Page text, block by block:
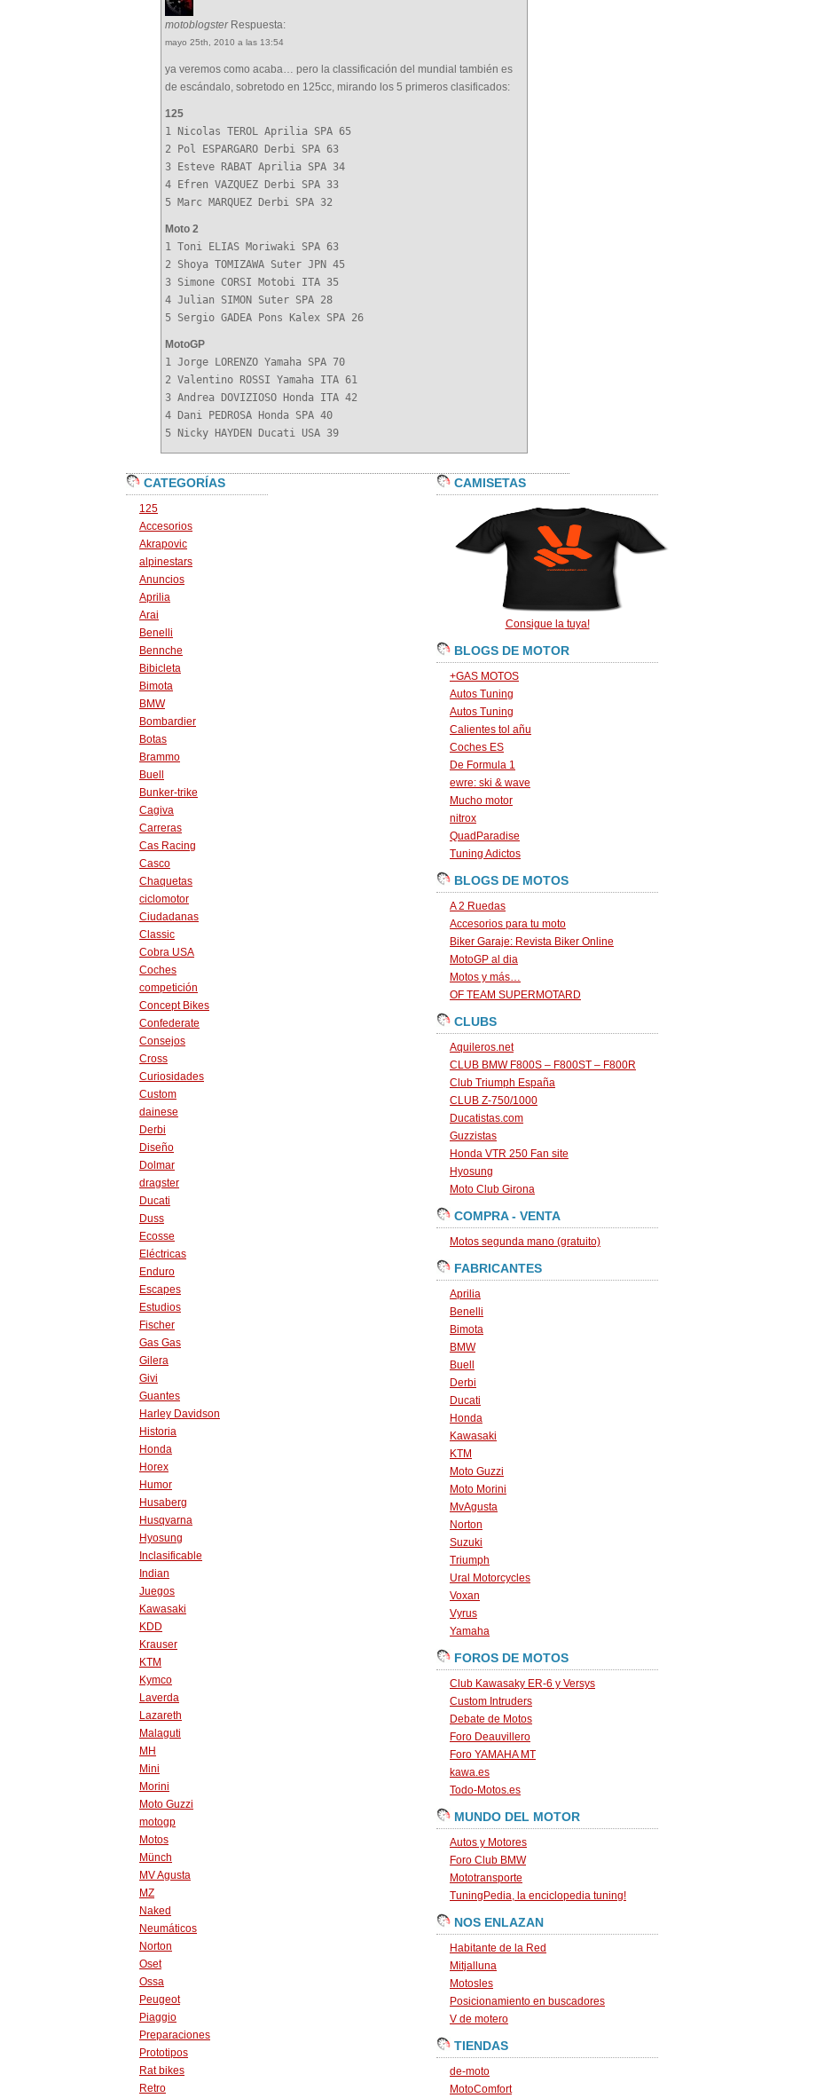
motoblogsterRespuesta:
mayo 25th, 2010 a las 13:54
ya veremos como acaba… pero la classificación del mundial también es
de escándalo, sobretodo en 125cc, mirando los 5 primeros clasificados:
125
1 Nicolas TEROL Aprilia SPA 65
2 Pol ESPARGARO Derbi SPA 63
3 Esteve RABAT Aprilia SPA 34
4 Efren VAZQUEZ Derbi SPA 33
5 Marc MARQUEZ Derbi SPA 32
Moto 2
1 Toni ELIAS Moriwaki SPA 63
2 Shoya TOMIZAWA Suter JPN 45
3 Simone CORSI Motobi ITA 35
4 Julian SIMON Suter SPA 28
5 Sergio GADEA Pons Kalex SPA 26
MotoGP
1 Jorge LORENZO Yamaha SPA 70
2 Valentino ROSSI Yamaha ITA 61
3 Andrea DOVIZIOSO Honda ITA 42
4 Dani PEDROSA Honda SPA 40
5 Nicky HAYDEN Ducati USA 39
CATEGORÍAS
125
Accesorios
Akrapovic
alpinestars
Anuncios
Aprilia
Arai
Benelli
Bennche
Bibicleta
Bimota
BMW
Bombardier
Botas
Brammo
Buell
Bunker-trike
Cagiva
Carreras
Cas Racing
Casco
Chaquetas
ciclomotor
Ciudadanas
Classic
Cobra USA
Coches
competición
Concept Bikes
Confederate
Consejos
Cross
Curiosidades
Custom
dainese
Derbi
Diseño
Dolmar
dragster
Ducati
Duss
Ecosse
Eléctricas
Enduro
Escapes
Estudios
Fischer
Gas Gas
Gilera
Givi
Guantes
Harley Davidson
Historia
Honda
Horex
Humor
Husaberg
Husqvarna
Hyosung
Inclasificable
Indian
Juegos
Kawasaki
KDD
Krauser
KTM
Kymco
Laverda
Lazareth
Malaguti
MH
Mini
Morini
Moto Guzzi
motogp
Motos
Münch
MV Agusta
MZ
Naked
Neumáticos
Norton
Oset
Ossa
Peugeot
Piaggio
Preparaciones
Prototipos
Rat bikes
Retro
CAMISETAS
Consigue la tuya!
BLOGS DE MOTOR
+GAS MOTOS
Autos Tuning
Autos Tuning
Calientes tol añu
Coches ES
De Formula 1
ewre: ski & wave
Mucho motor
nitrox
QuadParadise
Tuning Adictos
BLOGS DE MOTOS
A 2 Ruedas
Accesorios para tu moto
Biker Garaje: Revista Biker Online
MotoGP al dia
Motos y más…
OF TEAM SUPERMOTARD
CLUBS
Aquileros.net
CLUB BMW F800S – F800ST – F800R
Club Triumph España
CLUB Z-750/1000
Ducatistas.com
Guzzistas
Honda VTR 250 Fan site
Hyosung
Moto Club Girona
COMPRA - VENTA
Motos segunda mano (gratuito)
FABRICANTES
Aprilia
Benelli
Bimota
BMW
Buell
Derbi
Ducati
Honda
Kawasaki
KTM
Moto Guzzi
Moto Morini
MvAgusta
Norton
Suzuki
Triumph
Ural Motorcycles
Voxan
Vyrus
Yamaha
FOROS DE MOTOS
Club Kawasaky ER-6 y Versys
Custom Intruders
Debate de Motos
Foro Deauvillero
Foro YAMAHA MT
kawa.es
Todo-Motos.es
MUNDO DEL MOTOR
Autos y Motores
Foro Club BMW
Mototransporte
TuningPedia, la enciclopedia tuning!
NOS ENLAZAN
Habitante de la Red
Mitjalluna
Motosles
Posicionamiento en buscadores
V de motero
TIENDAS
de-moto
MotoComfort